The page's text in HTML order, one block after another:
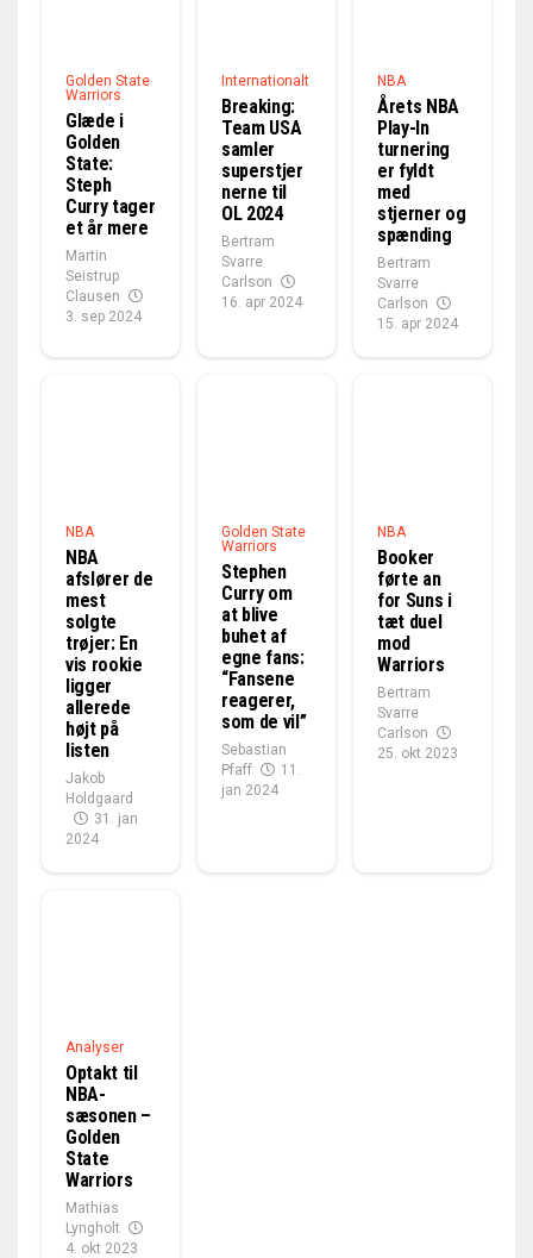
Golden State
Warriors
Glæde i
Golden
State:
Steph
Curry tager
et år mere
Martin
Seistrup
Clausen
3. sep 2024
Internationalt
Breaking:
Team USA
samler
superstjer
nerne til
OL 2024
Bertram
Svarre
Carlson
16. apr 2024
NBA
Årets NBA
Play-In
turnering
er fyldt
med
stjerner og
spænding
Bertram
Svarre
Carlson
15. apr 2024
NBA
NBA
afslører de
mest
solgte
trøjer: En
vis rookie
ligger
allerede
højt på
listen
Jakob
Holdgaard
31. jan
2024
Golden State
Warriors
Stephen
Curry om
at blive
buhet af
egne fans:
“Fansene
reagerer,
som de vil”
Sebastian
Pfaff
11.
jan 2024
NBA
Booker
førte an
for Suns i
tæt duel
mod
Warriors
Bertram
Svarre
Carlson
25. okt 2023
Analyser
Optakt til
NBA-
sæsonen –
Golden
State
Warriors
Mathias
Lyngholt
4. okt 2023